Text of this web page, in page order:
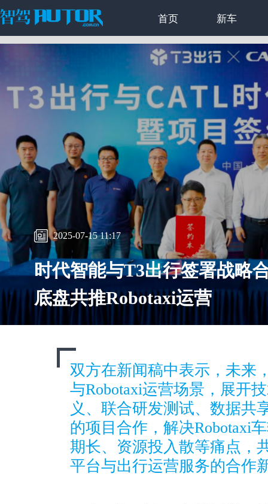
首页 新车
2025-07-15 11:17
时代智能与T3出行签署战略
底盘共推Robotaxi运营
双方在新闻稿中表示，未来
与Robotaxi运营场景，展开
义、联合研发测试、数据共
的项目合作，解决Robotaxi
期长、资源投入散等痛点，
平台与出行运营服务的合作